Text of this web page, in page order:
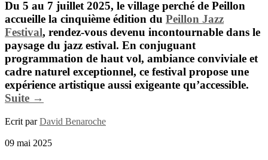
Du 5 au 7 juillet 2025, le village perché de Peillon
accueille la cinquième édition du Peillon Jazz
Festival, rendez-vous devenu incontournable dans le
paysage du jazz estival. En conjuguant
programmation de haut vol, ambiance conviviale et
cadre naturel exceptionnel, ce festival propose une
expérience artistique aussi exigeante qu’accessible.
Suite →
Ecrit parDavid Benaroche
09 mai 2025